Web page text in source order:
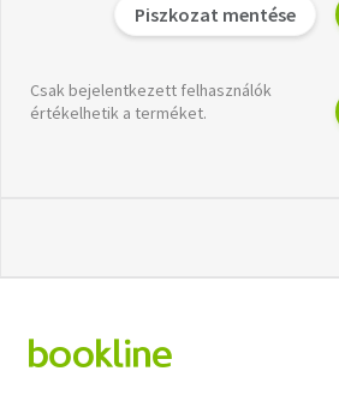
Piszkozat mentése
Csak bejelentkezett felhasználók
értékelhetik a terméket.